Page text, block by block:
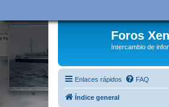
Foros
Intercambio de
Enlaces rápidos FAQ
Índice general